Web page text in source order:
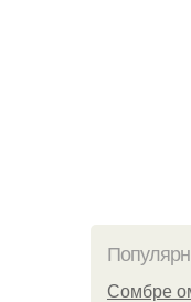
Сомбре